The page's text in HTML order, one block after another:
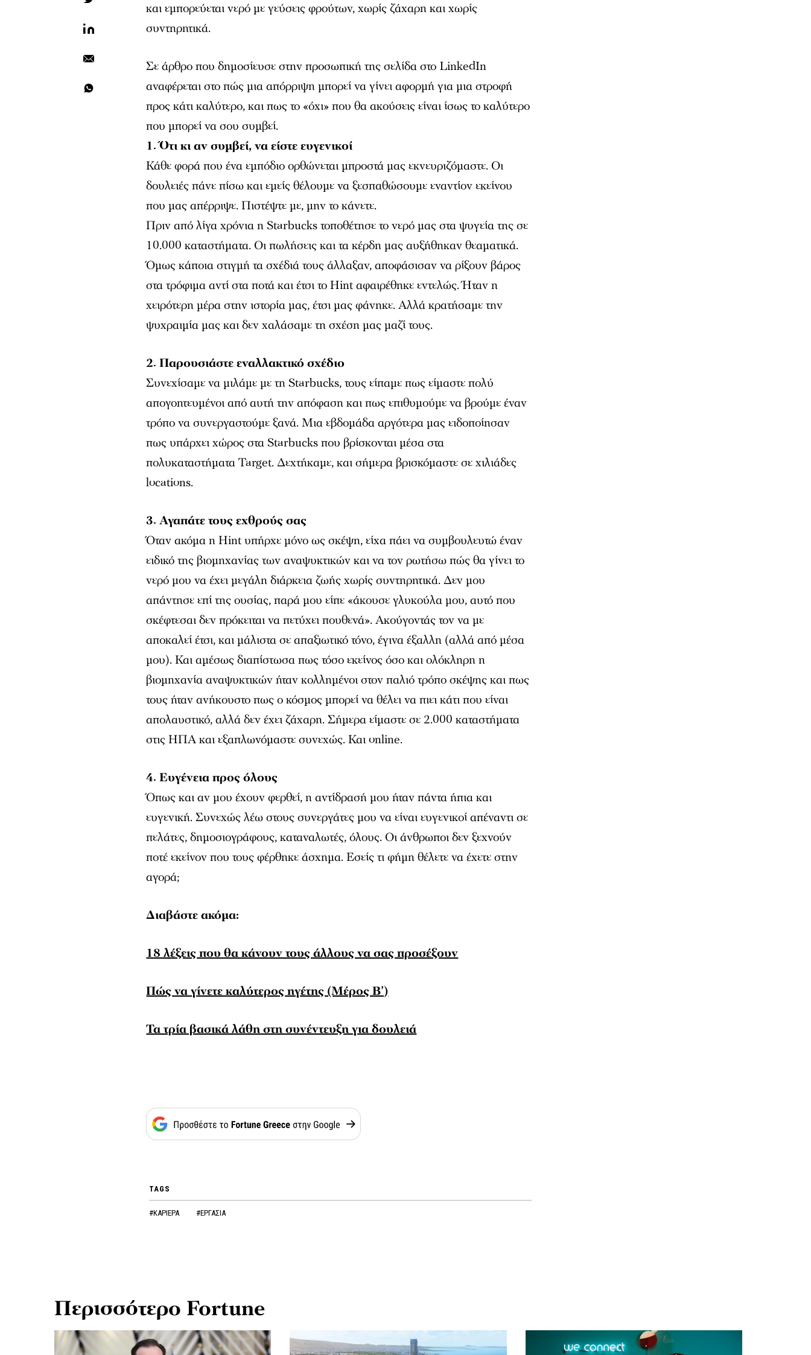
και εμπορεύεται νερό με γεύσεις φρούτων, χωρίς ζάχαρη και χωρίς
συντηρητικά.
Σε άρθρο που δημοσίευσε στην προσωπική της σελίδα στο LinkedIn
αναφέρεται στο πώς μια απόρριψη μπορεί να γίνει αφορμή για μια στροφή
προς κάτι καλύτερο, και πως το «όχι» που θα ακούσεις είναι ίσως το καλύτερο
που μπορεί να σου συμβεί.
1. Ότι κι αν συμβεί, να είστε ευγενικοί
Κάθε φορά που ένα εμπόδιο ορθώνεται μπροστά μας εκνευριζόμαστε. Οι
δουλειές πάνε πίσω και εμείς θέλουμε να ξεσπαθώσουμε εναντίον εκείνου
που μας απέρριψε. Πιστέψτε με, μην το κάνετε.
Πριν από λίγα χρόνια η Starbucks τοποθέτησε το νερό μας στα ψυγεία της σε
10.000 καταστήματα. Οι πωλήσεις και τα κέρδη μας αυξήθηκαν θεαματικά.
Όμως κάποια στιγμή τα σχέδιά τους άλλαξαν, αποφάσισαν να ρίξουν βάρος
στα τρόφιμα αντί στα ποτά και έτσι το Hint αφαιρέθηκε εντελώς. Ήταν η
χειρότερη μέρα στην ιστορία μας, έτσι μας φάνηκε. Αλλά κρατήσαμε την
ψυχραιμία μας και δεν χαλάσαμε τη σχέση μας μαζί τους.
2. Παρουσιάστε εναλλακτικό σχέδιο
Συνεχίσαμε να μιλάμε με τη Starbucks, τους είπαμε πως είμαστε πολύ
απογοητευμένοι από αυτή την απόφαση και πως επιθυμούμε να βρούμε έναν
τρόπο να συνεργαστούμε ξανά. Μια εβδομάδα αργότερα μας ειδοποίησαν
πως υπάρχει χώρος στα Starbucks που βρίσκονται μέσα στα
πολυκαταστήματα Target. Δεχτήκαμε, και σήμερα βρισκόμαστε σε χιλιάδες
locations.
3. Αγαπάτε τους εχθρούς σας
Όταν ακόμα η Hint υπήρχε μόνο ως σκέψη, είχα πάει να συμβουλευτώ έναν
ειδικό της βιομηχανίας των αναψυκτικών και να τον ρωτήσω πώς θα γίνει το
νερό μου να έχει μεγάλη διάρκεια ζωής χωρίς συντηρητικά. Δεν μου
απάντησε επί της ουσίας, παρά μου είπε «άκουσε γλυκούλα μου, αυτό που
σκέφτεσαι δεν πρόκειται να πετύχει πουθενά». Ακούγοντάς τον να με
αποκαλεί έτσι, και μάλιστα σε απαξιωτικό τόνο, έγινα έξαλλη (αλλά από μέσα
μου). Και αμέσως διαπίστωσα πως τόσο εκείνος όσο και ολόκληρη η
βιομηχανία αναψυκτικών ήταν κολλημένοι στον παλιό τρόπο σκέψης και πως
τους ήταν ανήκουστο πως ο κόσμος μπορεί να θέλει να πιει κάτι που είναι
απολαυστικό, αλλά δεν έχει ζάχαρη. Σήμερα είμαστε σε 2.000 καταστήματα
στις ΗΠΑ και εξαπλωνόμαστε συνεχώς. Και online.
4. Ευγένεια προς όλους
Όπως και αν μου έχουν φερθεί, η αντίδρασή μου ήταν πάντα ήπια και
ευγενική. Συνεχώς λέω στους συνεργάτες μου να είναι ευγενικοί απέναντι σε
πελάτες, δημοσιογράφους, καταναλωτές, όλους. Οι άνθρωποι δεν ξεχνούν
ποτέ εκείνον που τους φέρθηκε άσχημα. Εσείς τι φήμη θέλετε να έχετε στην
αγορά;
Διαβάστε ακόμα:
18 λέξεις που θα κάνουν τους άλλους να σας προσέξουν
Πώς να γίνετε καλύτερος ηγέτης (Μέρος Β’)
Τα τρία βασικά λάθη στη συνέντευξη για δουλειά
TAGS
#ΚΑΡΙΕΡΑ #ΕΡΓΑΣΙΑ
Περισσότερο Fortune